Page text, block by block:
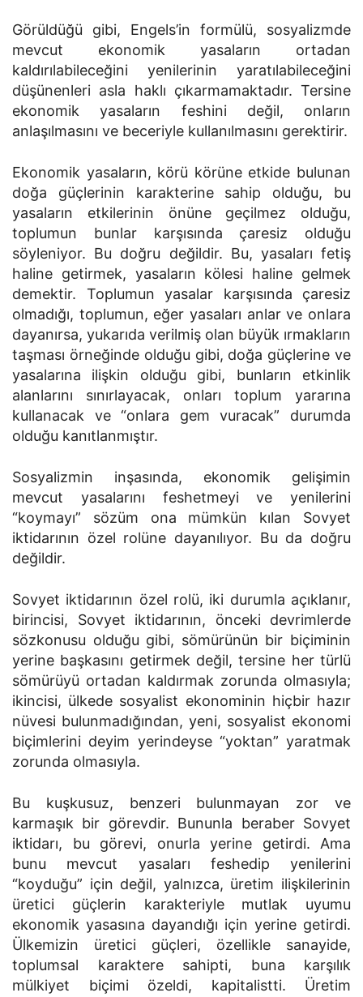
Görüldüğü gibi, Engels’in formülü, sosyalizmde
mevcut ekonomik yasaların ortadan
kaldırılabileceğini yenilerinin yaratılabileceğini
düşünenleri asla haklı çıkarmamaktadır. Tersine
ekonomik yasaların feshini değil, onların
anlaşılmasını ve beceriyle kullanılmasını gerektirir.
Ekonomik yasaların, körü körüne etkide bulunan
doğa güçlerinin karakterine sahip olduğu, bu
yasaların etkilerinin önüne geçilmez olduğu,
toplumun bunlar karşısında çaresiz olduğu
söyleniyor. Bu doğru değildir. Bu, yasaları fetiş
haline getirmek, yasaların kölesi haline gelmek
demektir. Toplumun yasalar karşısında çaresiz
olmadığı, toplumun, eğer yasaları anlar ve onlara
dayanırsa, yukarıda verilmiş olan büyük ırmakların
taşması örneğinde olduğu gibi, doğa güçlerine ve
yasalarına ilişkin olduğu gibi, bunların etkinlik
alanlarını sınırlayacak, onları toplum yararına
kullanacak ve “onlara gem vuracak” durumda
olduğu kanıtlanmıştır.
Sosyalizmin inşasında, ekonomik gelişimin
mevcut yasalarını feshetmeyi ve yenilerini
“koymayı” sözüm ona mümkün kılan Sovyet
iktidarının özel rolüne dayanılıyor. Bu da doğru
değildir.
Sovyet iktidarının özel rolü, iki durumla açıklanır,
birincisi, Sovyet iktidarının, önceki devrimlerde
sözkonusu olduğu gibi, sömürünün bir biçiminin
yerine başkasını getirmek değil, tersine her türlü
sömürüyü ortadan kaldırmak zorunda olmasıyla;
ikincisi, ülkede sosyalist ekonominin hiçbir hazır
nüvesi bulunmadığından, yeni, sosyalist ekonomi
biçimlerini deyim yerindeyse “yoktan” yaratmak
zorunda olmasıyla.
Bu kuşkusuz, benzeri bulunmayan zor ve
karmaşık bir görevdir. Bununla beraber Sovyet
iktidarı, bu görevi, onurla yerine getirdi. Ama
bunu mevcut yasaları feshedip yenilerini
“koyduğu” için değil, yalnızca, üretim ilişkilerinin
üretici güçlerin karakteriyle mutlak uyumu
ekonomik yasasına dayandığı için yerine getirdi.
Ülkemizin üretici güçleri, özellikle sanayide,
toplumsal karaktere sahipti, buna karşılık
mülkiyet biçimi özeldi, kapitalistti. Üretim